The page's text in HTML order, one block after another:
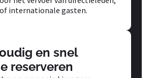
internationale gasten.
en snel
reserveren